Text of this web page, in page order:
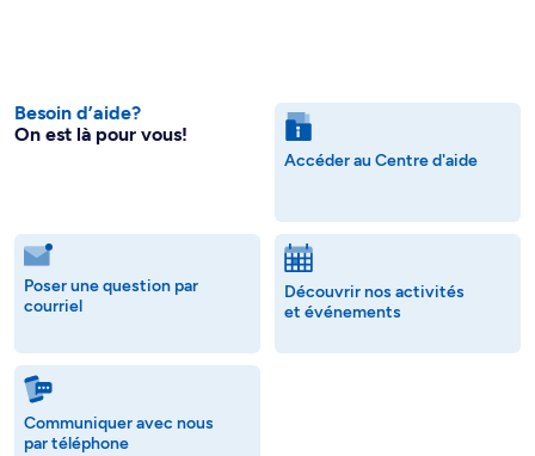
Besoin d’aide?
On est là pour vous!
Accéder au Centre d'aide
Poser une question par
courriel
Découvrir nos activités
et événements
Communiquer avec nous
par téléphone